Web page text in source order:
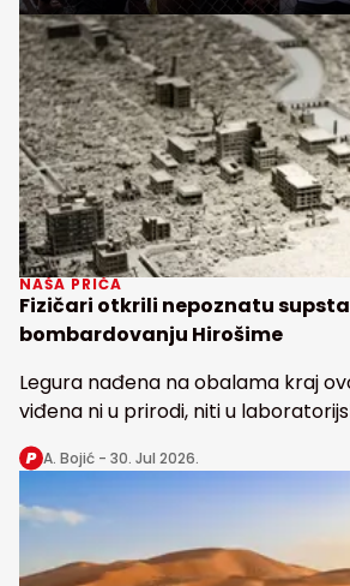
NAŠA PRIČA
Fizičari otkrili nepoznatu
bombardovanju Hirošime
Legura nađena na obalama kraj
viđena ni u prirodi, niti u
A. Bojić - 30. Jul 2026.